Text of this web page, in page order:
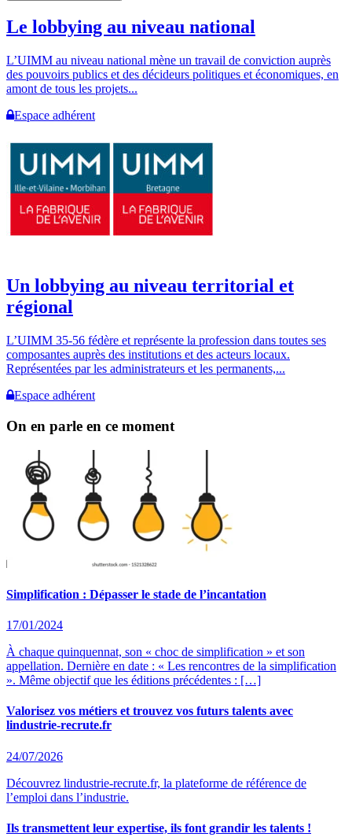
Le lobbying au niveau national
L’UIMM au niveau national mène un travail de conviction auprès
des pouvoirs publics et des décideurs politiques et économiques, en
amont de tous les projets...
Espace adhérent
Un lobbying au niveau territorial et
régional
L’UIMM 35-56 fédère et représente la profession dans toutes ses
composantes auprès des institutions et des acteurs locaux.
Représentées par les administrateurs et les permanents,...
Espace adhérent
On en parle en ce moment
Simplification : Dépasser le stade de l’incantation
17/01/2024
À chaque quinquennat, son « choc de simplification » et son
appellation. Dernière en date : « Les rencontres de la simplification
». Même objectif que les éditions précédentes : […]
Valorisez vos métiers et trouvez vos futurs talents avec
lindustrie-recrute.fr
24/07/2026
Découvrez lindustrie-recrute.fr, la plateforme de référence de
l’emploi dans l’industrie.
Ils transmettent leur expertise, ils font grandir les talents !